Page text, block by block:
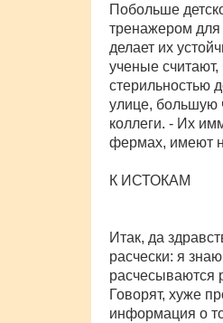
Побольше
тренажером для
делает их
ученые
стерильностью
улице, большую
коллеги. - Их
фермах, имеют
К ИСТОКАМ
Итак, да
расчески: я
расчесываются
Говорят, хуже
информация о